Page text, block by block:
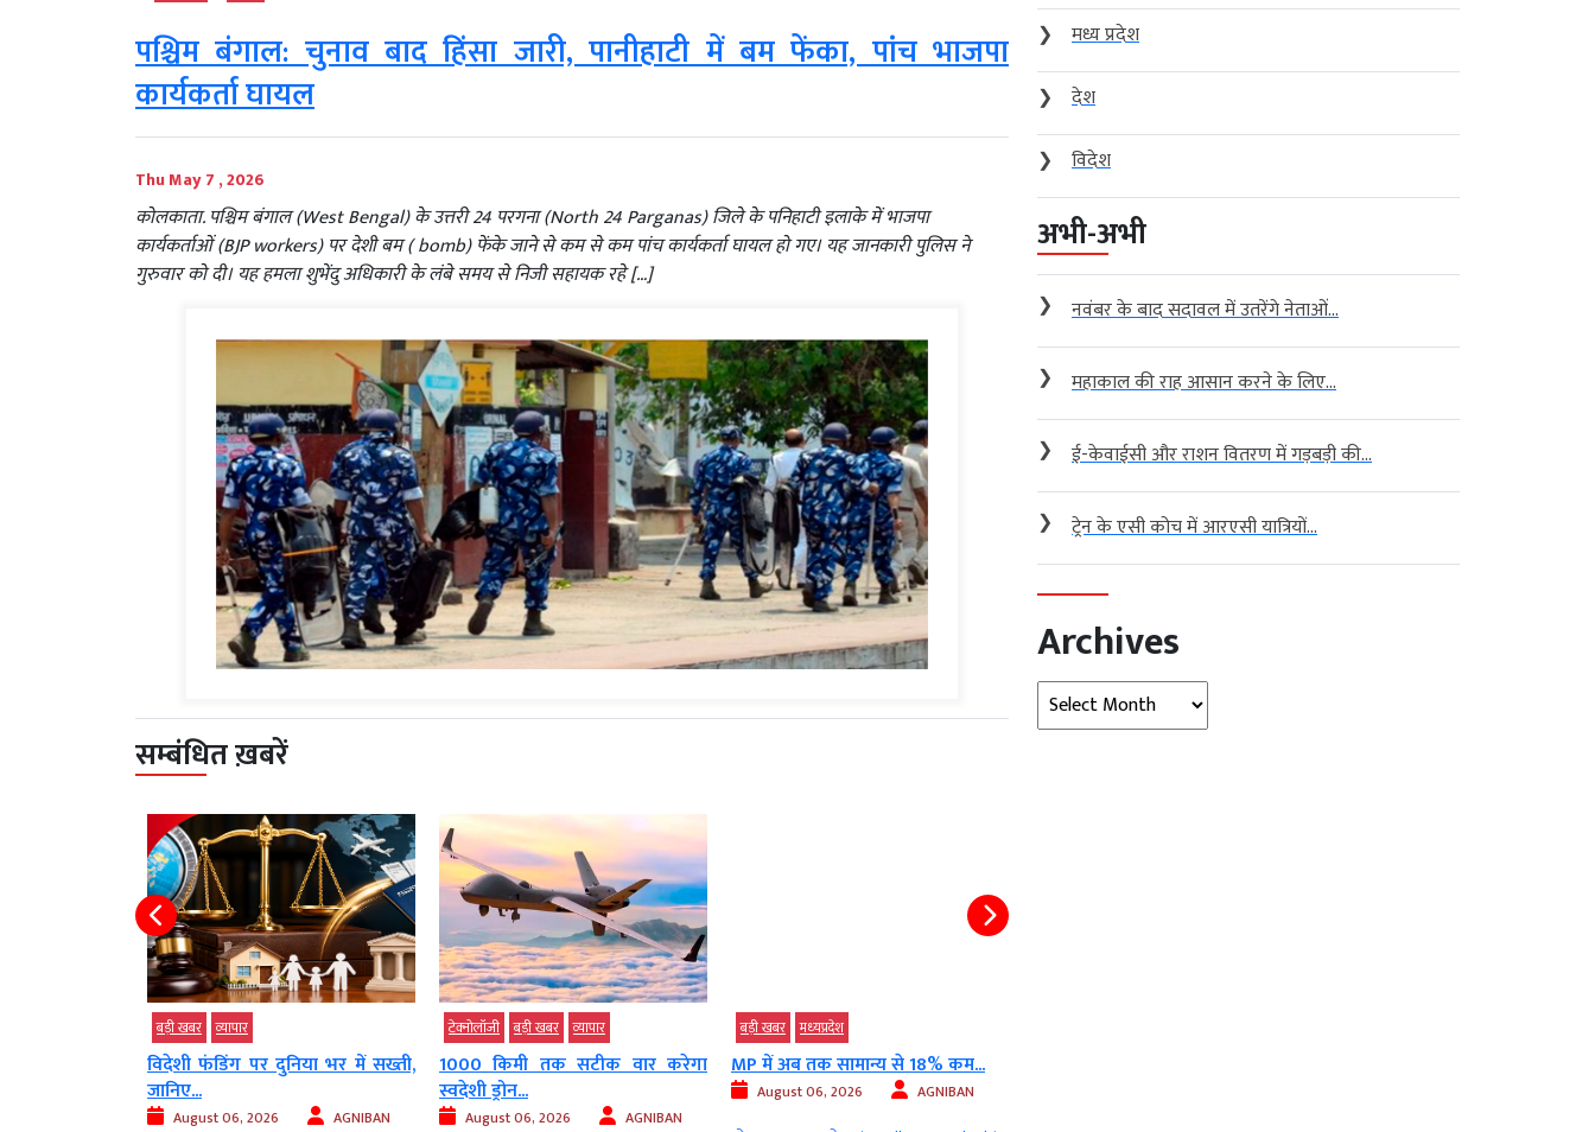
पश्चिम बंगाल: चुनाव बाद हिंसा जारी, पानीहाटी में बम फेंका, पांच भाजपा
कार्यकर्ता घायल
Thu May 7 , 2026
कोलकाता. पश्चिम बंगाल (West Bengal) के उत्तरी 24 परगना (North 24 Parganas) जिले के पनिहाटी इलाके में भाजपा
कार्यकर्ताओं (BJP workers) पर देशी बम ( bomb) फेंके जाने से कम से कम पांच कार्यकर्ता घायल हो गए। यह जानकारी पुलिस ने
गुरुवार को दी। यह हमला शुभेंदु अधिकारी के लंबे समय से निजी सहायक रहे […]
सम्बंधित ख़बरें
बड़ी खबर व्‍यापार
विदेशी फंडिंग पर दुनिया भर में सख्ती,
जानिए...
August 06, 2026 AGNIBAN
टेक्‍नोलॉजी बड़ी खबर व्‍यापार
1000 किमी तक सटीक वार करेगा
स्वदेशी ड्रोन...
August 06, 2026 AGNIBAN
बड़ी खबर मध्‍यप्रदेश
MP में अब तक सामान्य से 18% कम...
August 06, 2026 AGNIBAN
❯
मध्य प्रदेश
❯
देश
❯
विदेश
अभी-अभी
❯ नवंबर के बाद सदावल में उतरेंगे नेताओं...
❯ महाकाल की राह आसान करने के लिए...
❯ ई-केवाईसी और राशन वितरण में गड़बड़ी की...
❯ ट्रेन के एसी कोच में आरएसी यात्रियों...
Archives
Archives